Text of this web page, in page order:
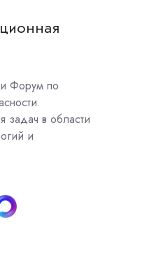
Форум по
задач в области
и